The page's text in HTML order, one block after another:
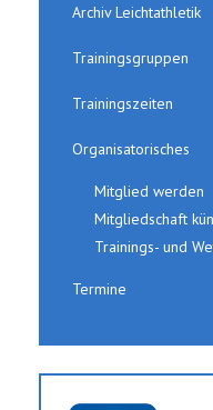
Archiv Leichtathletik
Trainingsgruppen
Trainingszeiten
Organisatorisches
Mitglied werden
Mitgliedschaft
Trainings- und
Termine